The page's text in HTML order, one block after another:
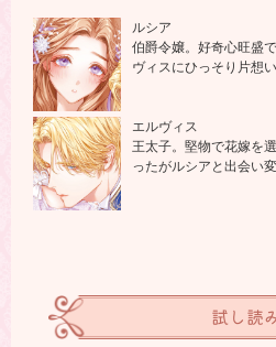
ルシア
伯爵令嬢。好奇心旺盛
ヴィスにひっそり片想い
エルヴィス
王太子。堅物で花嫁を
ったがルシアと出会い変
試し読